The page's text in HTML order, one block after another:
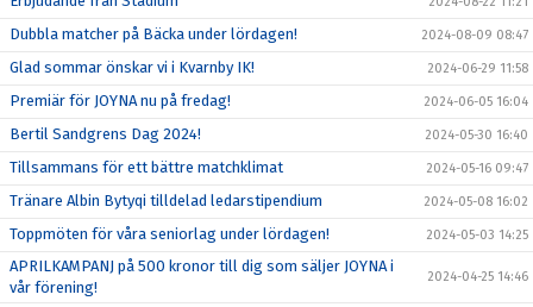
Dubbla matcher på Bäcka under lördagen! 2024-08-09 08:47
Glad sommar önskar vi i Kvarnby IK! 2024-06-29 11:58
Premiär för JOYNA nu på fredag! 2024-06-05 16:04
Bertil Sandgrens Dag 2024! 2024-05-30 16:40
Tillsammans för ett bättre matchklimat 2024-05-16 09:47
Tränare Albin Bytyqi tilldelad ledarstipendium 2024-05-08 16:02
Toppmöten för våra seniorlag under lördagen! 2024-05-03 14:25
APRILKAMPANJ på 500 kronor till dig som säljer JOYNA i
vår förening!
2024-04-25 14:46